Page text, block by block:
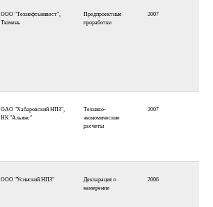
ООО "Технефтьинвест",
Тюмень
Предпроектные
проработки
2007
ОАО "Хабаровский НПЗ",
НК "Альянс"
Технико-
экономические
расчеты
2007
ООО "Усинский НПЗ"
Декларация о
намерении
2006